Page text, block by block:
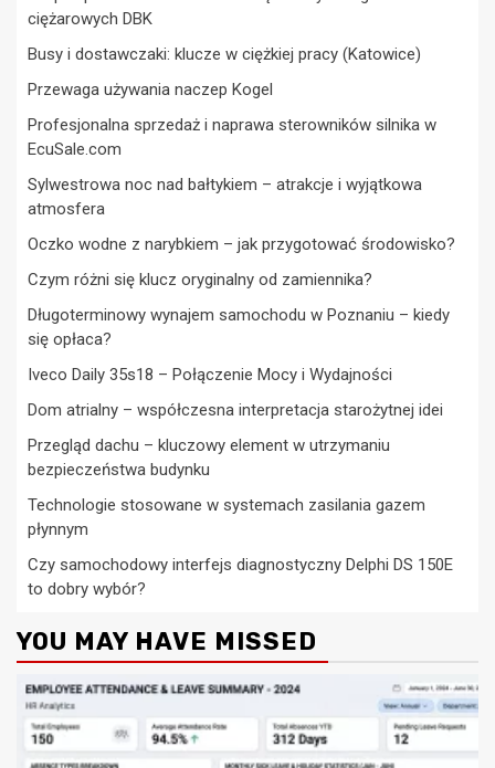
ciężarowych DBK
Busy i dostawczaki: klucze w ciężkiej pracy (Katowice)
Przewaga używania naczep Kogel
Profesjonalna sprzedaż i naprawa sterowników silnika w
EcuSale.com
Sylwestrowa noc nad bałtykiem – atrakcje i wyjątkowa
atmosfera
Oczko wodne z narybkiem – jak przygotować środowisko?
Czym różni się klucz oryginalny od zamiennika?
Długoterminowy wynajem samochodu w Poznaniu – kiedy
się opłaca?
Iveco Daily 35s18 – Połączenie Mocy i Wydajności
Dom atrialny – współczesna interpretacja starożytnej idei
Przegląd dachu – kluczowy element w utrzymaniu
bezpieczeństwa budynku
Technologie stosowane w systemach zasilania gazem
płynnym
Czy samochodowy interfejs diagnostyczny Delphi DS 150E
to dobry wybór?
YOU MAY HAVE MISSED